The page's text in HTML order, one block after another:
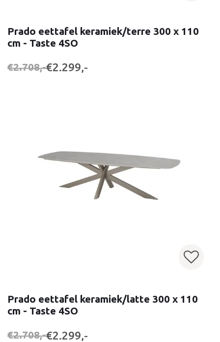
Prado eettafel keramiek/terre 300 x 110
cm - Taste 4SO
€2.708,-€2.299,-
Prado eettafel keramiek/latte 300 x 110
cm - Taste 4SO
€2.708,-€2.299,-